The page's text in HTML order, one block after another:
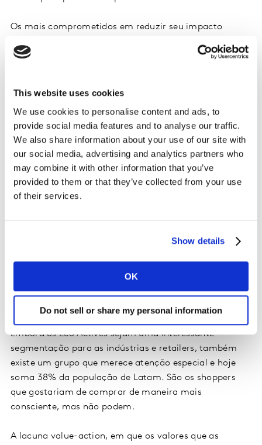
This website uses cookies
We use cookies to personalise content and ads, to
provide social media features and to analyse our traffic.
We also share information about your use of our site with
our social media, advertising and analytics partners who
may combine it with other information that you’ve
provided to them or that they’ve collected from your use
of their services.
Show details
OK
Do not sell or share my personal information
Os mais comprometidos em reduzir seu impacto
cresce nos últimos anos e representa o grupo mais
uma tendência mundial.
Embora os Eco Actives sejam uma interessante
segmentação para as indústrias e retailers, também
existe um grupo que merece atenção especial e hoje
soma 38% da população de Latam. São os shoppers
que gostariam de comprar de maneira mais
consciente, mas não podem.
A lacuna value-action, em que os valores que as